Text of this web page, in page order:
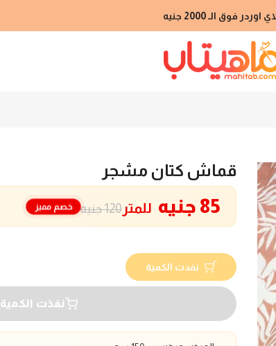
فوق الـ 2000 جنيه
قماش كتان مشجر
120 جنيه 85 جنيه للمتر خصم مميز
نفدت الكمية
نفذت الكمية